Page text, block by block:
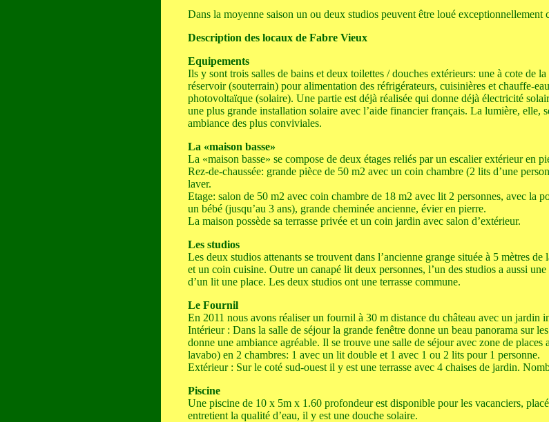
Dans la moyenne saison un ou deux studios peuvent être loué
Description des locaux de Fabre Vieux
Equipements
Ils y sont trois salles de bains et deux toilettes / douches extérieurs: une à cote de
réservoir (souterrain) pour alimentation des réfrigérateurs, cuisinières et chauffe-
photovoltaïque (solaire). Une partie est déjà réalisée qui donne déjà électricité
une plus grande installation solaire avec l’aide financier français. La lumière, elle,
ambiance des plus conviviales.
La «maison basse»
La «maison basse» se compose de deux étages reliés par un escalier extérieur en
Rez-de-chaussée: grande pièce de 50 m2 avec un coin chambre (2 lits d’une
laver.
Etage: salon de 50 m2 avec coin chambre de 18 m2 avec lit 2 personnes, avec
un bébé (jusqu’au 3 ans), grande cheminée ancienne, évier en pierre.
La maison possède sa terrasse privée et un coin jardin avec salon d’extérieur.
Les studios
Les deux studios attenants se trouvent dans l’ancienne grange située à 5 mètres
et un coin cuisine. Outre un canapé lit deux personnes, l’un des studios a aussi
d’un lit une place. Les deux studios ont une terrasse commune.
Le Fournil
En 2011 nous avons réaliser un fournil à 30 m distance du château avec un jardin
Intérieur : Dans la salle de séjour la grande fenêtre donne un beau panorama sur
donne une ambiance agréable. Il se trouve une salle de séjour avec zone de
lavabo) en 2 chambres: 1 avec un lit double et 1 avec 1 ou 2 lits pour 1 personne.
Extérieur : Sur le coté sud-ouest il y est une terrasse avec 4 chaises de jardin.
Piscine
Une piscine de 10 x 5m x 1.60 profondeur est disponible pour les vacanciers,
entretient la qualité d’eau, il y est une douche solaire.